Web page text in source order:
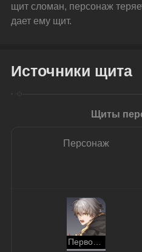
щит сломан, персонаж
дает ему щит.
Источники щита
Щиты
Персонаж
Первопроходец (Сохранение)